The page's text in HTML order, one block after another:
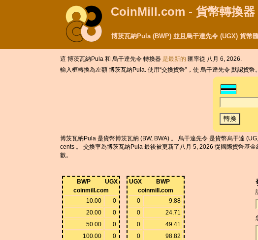
CoinMill.com - 貨幣轉換器
博茨瓦納Pula (BWP) 並且烏干達先令 (UGX) 貨幣
這 博茨瓦納Pula 和 烏干達先令 轉換器 是最新的 匯率從 八月 6, 2026.
輸入框轉換為左額 博茨瓦納Pula. 使用“交換貨幣”，使 烏干達先令 默認貨
博茨瓦納Pula 是貨幣博茨瓦納 (BW, BWA) 。 烏干達先令 是貨幣烏干達
cents 。 交換率為博茨瓦納Pula 最後被更新了八月 5, 2026 從國際貨幣基
數。
BWP
UGX
coinmill.com
10.00
0
20.00
0
50.00
0
100.00
0
UGX
BWP
coinmill.com
0
9.88
0
24.71
0
49.41
0
98.82